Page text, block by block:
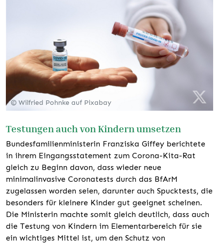
© Wilfried Pohnke auf Pixabay
Testungen auch von Kindern umsetzen
Bundesfamilienministerin Franziska Giffey berichtete
in ihrem Eingangsstatement zum Corona-Kita-Rat
gleich zu Beginn davon, dass wieder neue
minimalinvasive Coronatests durch das BfArM
zugelassen worden seien, darunter auch Spucktests, die
besonders für kleinere Kinder gut geeignet scheinen.
Die Ministerin machte somit gleich deutlich, dass auch
die Testung von Kindern im Elementarbereich für sie
ein wichtiges Mittel ist, um den Schutz von